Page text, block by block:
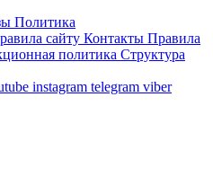
Политика
сайту Контакты Правила
политика Структура
instagram telegram viber